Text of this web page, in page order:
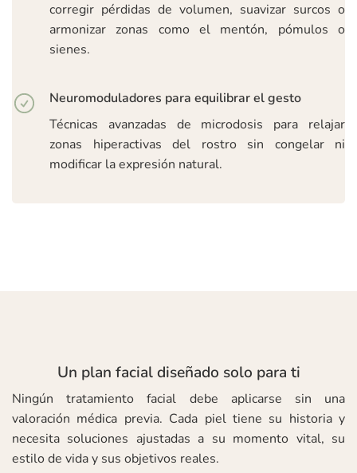
corregir pérdidas de volumen, suavizar surcos o
armonizar zonas como el mentón, pómulos o
sienes.
Neuromoduladores para equilibrar el gesto
Técnicas avanzadas de microdosis para relajar
zonas hiperactivas del rostro sin congelar ni
modificar la expresión natural.
Un plan facial diseñado solo para ti
Ningún tratamiento facial debe aplicarse sin una
valoración médica previa. Cada piel tiene su historia y
necesita soluciones ajustadas a su momento vital, su
estilo de vida y sus objetivos reales.